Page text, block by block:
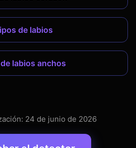
de labios
labios anchos
24 de junio de 2026